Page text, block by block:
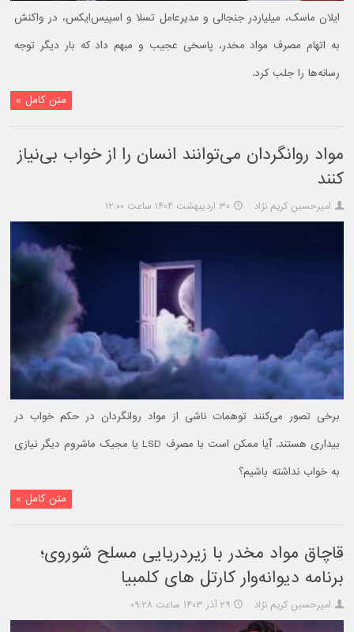
ایلان ماسک، میلیاردر جنجالی و مدیرعامل تسلا و اسپیس‌ایکس، در واکنش
به اتهام مصرف مواد مخدر، پاسخی عجیب و مبهم داد که بار دیگر توجه
رسانه‌ها را جلب کرد.
متن کامل »
مواد روانگردان می‌توانند انسان را از خواب بی‌نیاز
کنند
امیرحسین کریم نژاد ۳۰ اردیبهشت ۱۴۰۴ ساعت ۱۲:۰۰
برخی تصور می‌کنند توهمات ناشی از مواد روانگردان در حکم خواب در
بیداری هستند. آیا ممکن است با مصرف LSD یا مجیک ماشروم دیگر نیازی
به خواب نداشته باشیم؟
متن کامل »
قاچاق مواد مخدر با زیردریایی مسلح شوروی؛
برنامه دیوانه‌وار کارتل های کلمبیا
امیرحسین کریم نژاد ۲۹ آذر ۱۴۰۳ ساعت ۰۹:۲۸